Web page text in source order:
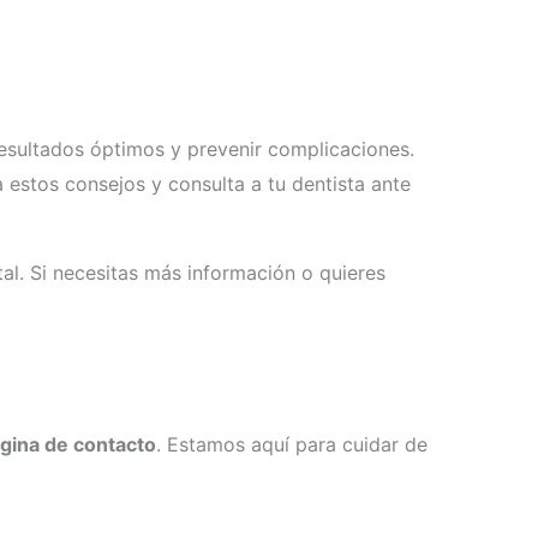
óptimos y prevenir complicaciones.
consejos y consulta a tu dentista ante
Si necesitas más información o quieres
de contacto. Estamos aquí para cuidar de